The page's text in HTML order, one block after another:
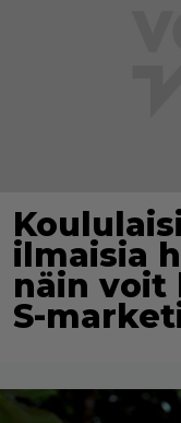
ilmaisia
näin voit
S-